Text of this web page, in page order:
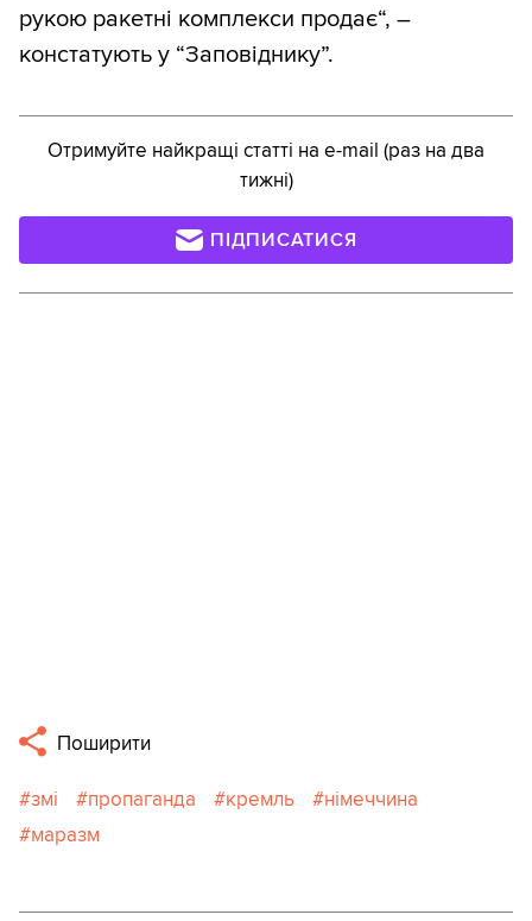
рукою ракетні комплекси продає“, –
констатують у “Заповіднику”.
Отримуйте найкращі статті на e-mail (раз на два
тижні)
ПІДПИСАТИСЯ
Поширити
змі пропаганда кремль
німеччина
маразм